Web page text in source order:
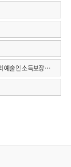
예술인 소득보장정